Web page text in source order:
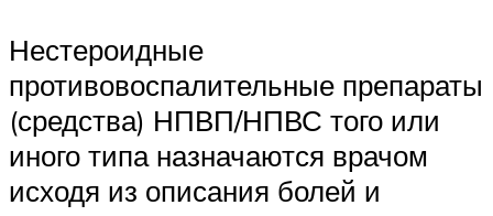
Нестероидные
противовоспалительные препараты
(средства) НПВП/НПВС того или
иного типа назначаются врачом
исходя из описания болей и